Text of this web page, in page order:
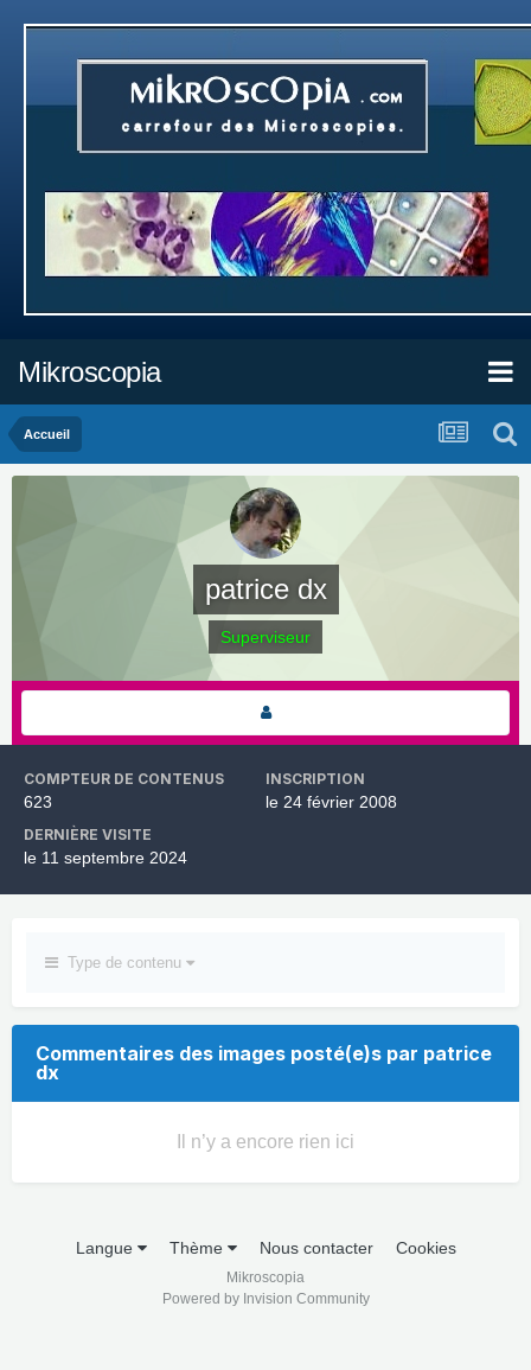
Mikroscopia
Accueil
patrice dx
Superviseur
COMPTEUR DE CONTENUS
623
INSCRIPTION
le 24 février 2008
DERNIÈRE VISITE
le 11 septembre 2024
Type de contenu
Commentaires des images posté(e)s par patrice
dx
Il n’y a encore rien ici
Langue Thème Nous contacter Cookies
Mikroscopia
Powered by Invision Community